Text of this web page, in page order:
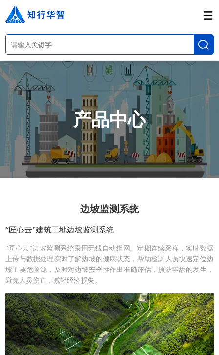
产品中心
边坡监测系统
“匠心云”建筑工地边坡监测系统
“匠心云”边坡监测系统采用无线自动组网、定期连续采样，实时数据
上传与数据处理实时了解边坡的健康状态，帮助检测人员快速定位边
坡主要危险源，及时对边坡安全性作出准确评估，预防事故的发生，
避免人员伤亡，减轻经济损失。